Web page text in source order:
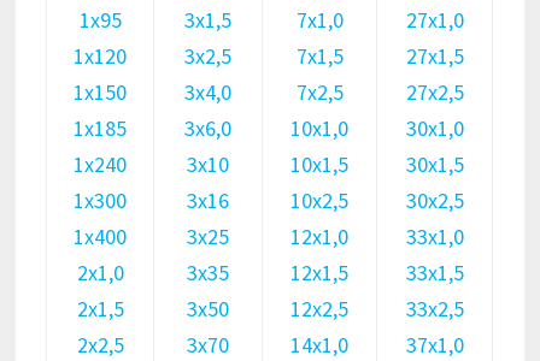
1х95
1х120
1х150
1х185
1х240
1х300
1х400
2х1,0
2х1,5
2х2,5
3х1,5
3х2,5
3х4,0
3х6,0
3х10
3х16
3х25
3х35
3х50
3х70
7х1,0
7х1,5
7х2,5
10х1,0
10х1,5
10х2,5
12х1,0
12х1,5
12х2,5
14х1,0
27х1,0
27х1,5
27х2,5
30х1,0
30х1,5
30х2,5
33х1,0
33х1,5
33х2,5
37х1,0